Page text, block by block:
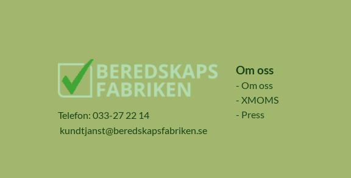
Telefon: 033-27 22 14
kundtjanst@beredskapsfabriken.se
Om oss
- Om oss
- XMOMS
- Press